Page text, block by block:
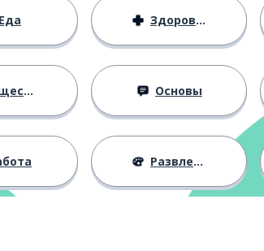
Еда Здоровье
Основы
Развлечения